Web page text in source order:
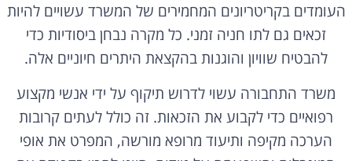
העומדים בקריטריונים המחמירים של המשרד עשויים להיות
זכאים גם לתו חניה זמני. כל מקרה נבחן ביסודיות כדי
להבטיח שוויון והוגנות בהקצאת היתרים חיוניים אלה.
משרד התחבורה עשוי לדרוש תיקוף על ידי אנשי מקצוע
רפואיים כדי לקבוע את הזכאות. זה כולל לעתים קרובות
הערכה מקיפה ותיעוד מרופא מורשה, המפרט את אופי